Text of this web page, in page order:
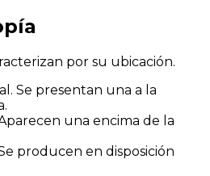
por su ubicación.
Se presentan una a la
una encima de la
producen en disposición